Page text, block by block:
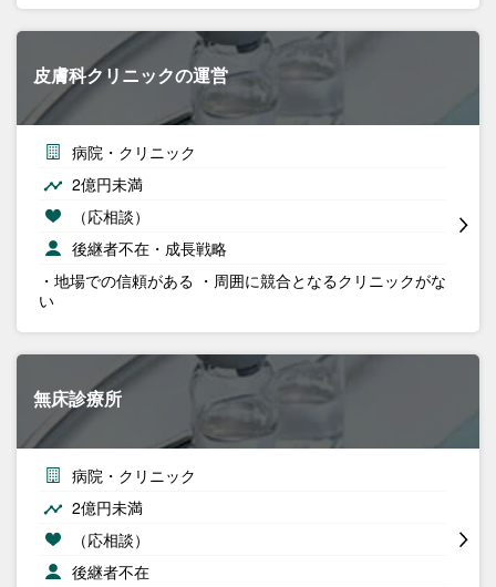
皮膚科クリニックの運営
病院・クリニック
2億円未満
（応相談）
後継者不在・成長戦略
・地場での信頼がある ・周囲に競合となるクリニックがな
い
無床診療所
病院・クリニック
2億円未満
（応相談）
後継者不在